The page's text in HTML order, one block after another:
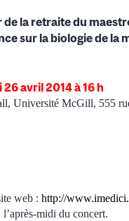
de la retraite du
sur la biologie de la
26 avril 2014 à 16 h
Université McGill, 555
web : http://
midi du concert.